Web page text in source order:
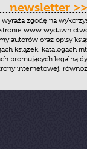
newsletter >>
zgodę na
autorów oraz opisy
książek, katalogach
promujących legalną
internetowej,